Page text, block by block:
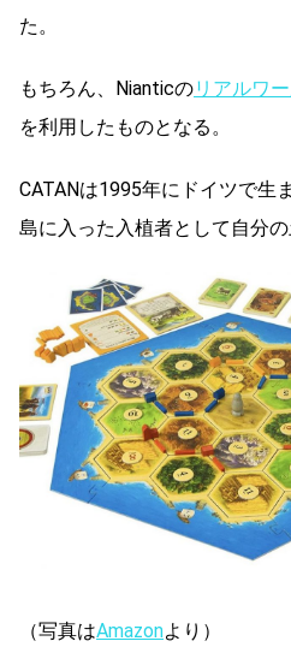
た。
もちろん、Nianticのリアルワ
を利用したものとなる。
CATANは1995年にドイツで生
島に入った入植者として自分の
（写真はAmazonより）